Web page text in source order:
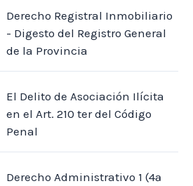
Derecho Registral Inmobiliario
- Digesto del Registro General
de la Provincia
El Delito de Asociación Ilícita
en el Art. 210 ter del Código
Penal
Derecho Administrativo 1 (4ª